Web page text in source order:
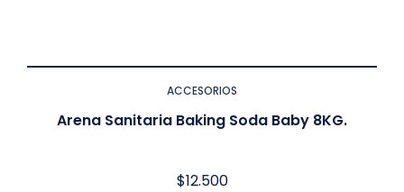
ACCESORIOS
Arena Sanitaria Baking Soda Baby 8KG.
$12.500